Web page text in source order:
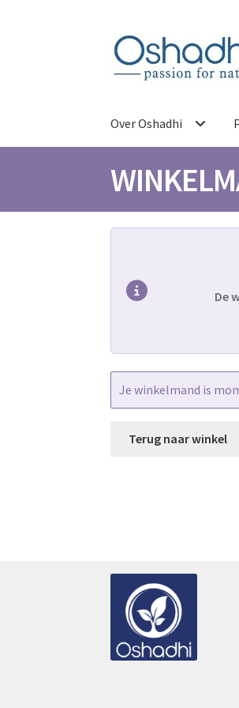
Ga
door
Ga
naar
Over Oshadhi
De
Je winkelmand is
Terug naar winkel